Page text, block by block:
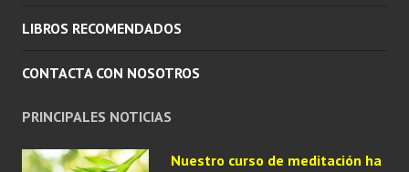
LIBROS RECOMENDADOS
CONTACTA CON NOSOTROS
PRINCIPALES NOTICIAS
Nuestro curso de meditación ha